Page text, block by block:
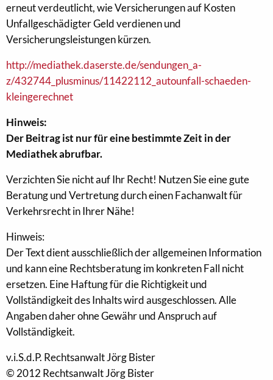
erneut verdeutlicht, wie Versicherungen auf Kosten
Unfallgeschädigter Geld verdienen und
Versicherungsleistungen kürzen.
http://mediathek.daserste.de/sendungen_a-
z/432744_plusminus/11422112_autounfall-schaeden-
kleingerechnet
Hinweis:
Der Beitrag ist nur für eine bestimmte Zeit in der
Mediathek abrufbar.
Verzichten Sie nicht auf Ihr Recht! Nutzen Sie eine gute
Beratung und Vertretung durch einen Fachanwalt für
Verkehrsrecht in Ihrer Nähe!
Hinweis:
Der Text dient ausschließlich der allgemeinen Information
und kann eine Rechtsberatung im konkreten Fall nicht
ersetzen. Eine Haftung für die Richtigkeit und
Vollständigkeit des Inhalts wird ausgeschlossen. Alle
Angaben daher ohne Gewähr und Anspruch auf
Vollständigkeit.
v.i.S.d.P. Rechtsanwalt Jörg Bister
© 2012 Rechtsanwalt Jörg Bister